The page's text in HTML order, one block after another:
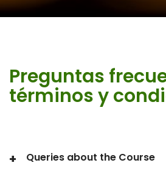
Preguntas
términos y
Queries about the Course